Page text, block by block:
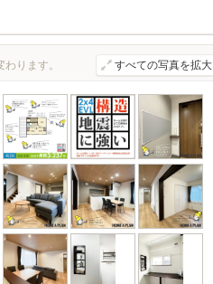
ります。 すべての写真を拡大